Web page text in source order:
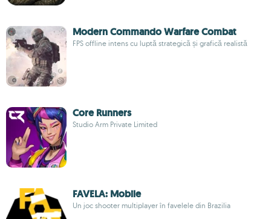
Modern Commando Warfare Combat
FPS offline intens cu luptă strategică și grafică realistă
Core Runners
Studio Arm Private Limited
FAVELA: Mobile
Un joc shooter multiplayer în favelele din Brazilia